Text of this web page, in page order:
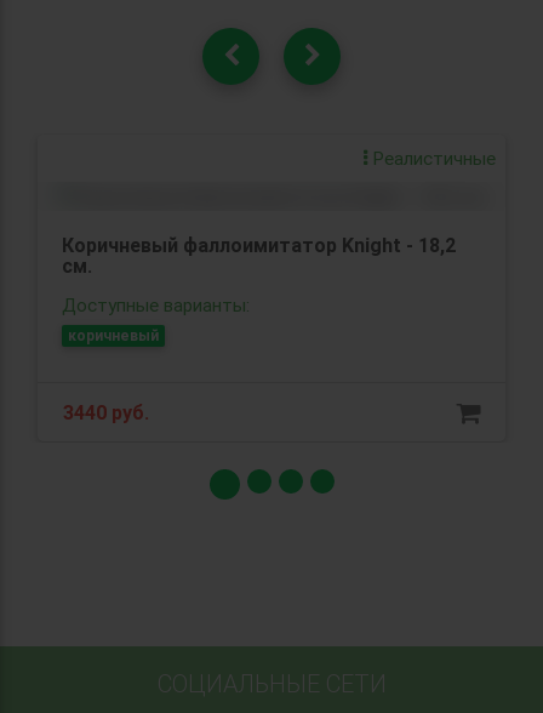
Реалистичные
Коричневый фаллоимитатор Knight - 18,2
см.
Доступные варианты:
коричневый
3440 руб.
СОЦИАЛЬНЫЕ СЕТИ